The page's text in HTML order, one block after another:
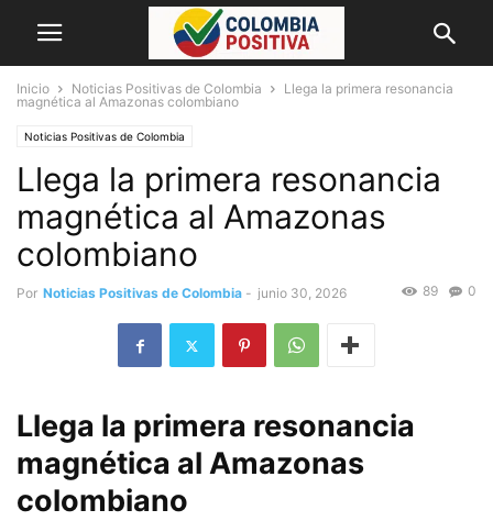
Inicio Noticias Positivas de Colombia
Llega la primera resonancia
magnética al Amazonas colombiano
Noticias Positivas de Colombia
Llega la primera resonancia
magnética al Amazonas
colombiano
Por Noticias Positivas de Colombia - junio 30, 2026 0
89
Llega la primera resonancia
magnética al Amazonas
colombiano